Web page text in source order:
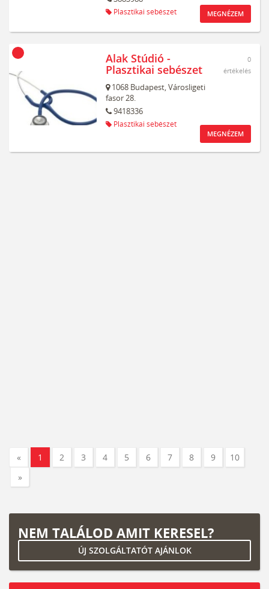
Plasztikai sebészet MEGNÉZEM
Alak Stúdió -
Plasztikai sebészet
1068 Budapest,Városligeti
fasor 28.
9418336
Plasztikai sebészet
0
értékelés
MEGNÉZEM
« 1 2 3 4 5 6 7 8 9
10
»
NEM TALÁLOD AMIT KERESEL?
ÚJ SZOLGÁLTATÓT AJÁNLOK